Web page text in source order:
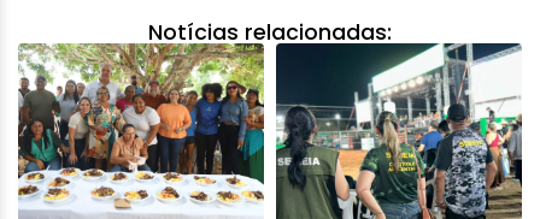
Notícias relacionadas: